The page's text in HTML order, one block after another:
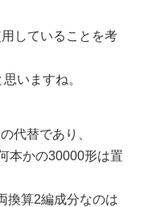
していることを考
いますね。
代替であり、
本かの30000形は置
換算2編成分なのは